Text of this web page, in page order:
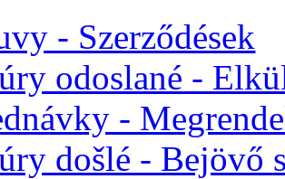
- Szerződések
odoslané -
-
došlé - Bejövő